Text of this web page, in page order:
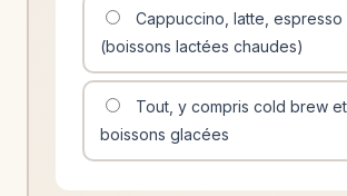
Cappuccino, latte, espresso
(boissons lactées chaudes)
Tout, y compris cold brew et
boissons glacées